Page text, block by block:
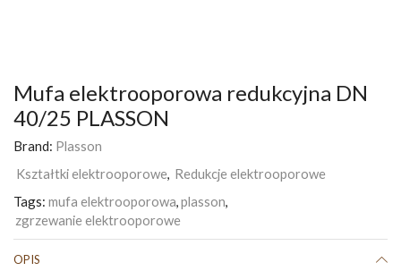
Mufa elektrooporowa redukcyjna DN
40/25 PLASSON
Brand: Plasson
Kształtki elektrooporowe, Redukcje elektrooporowe
Tags: mufa elektrooporowa,plasson,
zgrzewanie elektrooporowe
OPIS